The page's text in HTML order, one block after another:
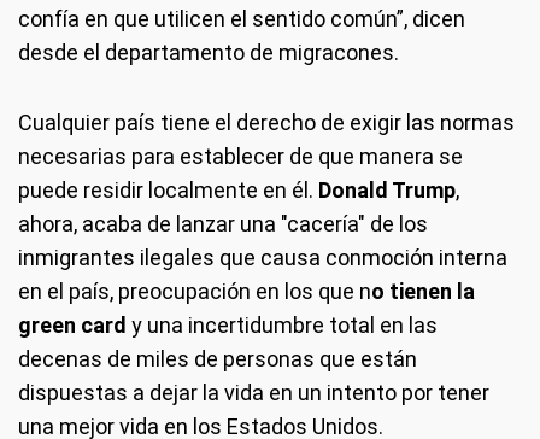
confía en que utilicen el sentido común”, dicen
desde el departamento de migracones.
Cualquier país tiene el derecho de exigir las normas
necesarias para establecer de que manera se
puede residir localmente en él. Donald Trump,
ahora, acaba de lanzar una "cacería" de los
inmigrantes ilegales que causa conmoción interna
en el país, preocupación en los que no tienen la
green card y una incertidumbre total en las
decenas de miles de personas que están
dispuestas a dejar la vida en un intento por tener
una mejor vida en los Estados Unidos.